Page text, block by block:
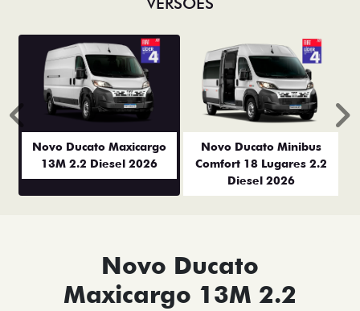
Novo Ducato Maxicargo
13M 2.2 Diesel 2026
Novo Ducato Minibus
Comfort 18 Lugares 2.2
Diesel 2026
Anterior
Novo Ducato
Maxicargo 13M 2.2